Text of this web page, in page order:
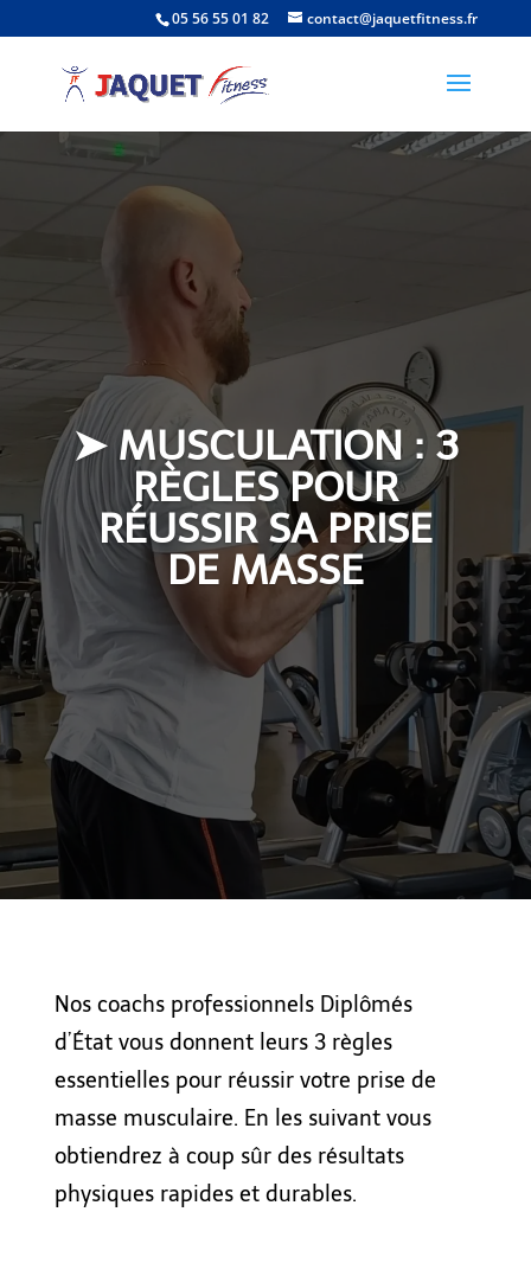
05 56 55 01 82 contact@jaquetfitness.fr
➤ MUSCULATION : 3
RÈGLES POUR
RÉUSSIR SA PRISE
DE MASSE
Nos coachs professionnels Diplômés
d’État vous donnent leurs 3 règles
essentielles pour réussir votre prise de
masse musculaire. En les suivant vous
obtiendrez à coup sûr des résultats
physiques rapides et durables.